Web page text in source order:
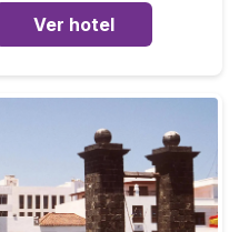
Ver hotel